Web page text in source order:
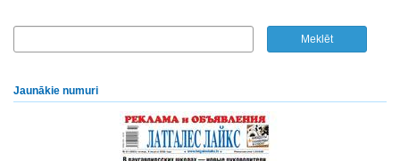
Jaunākie numuri